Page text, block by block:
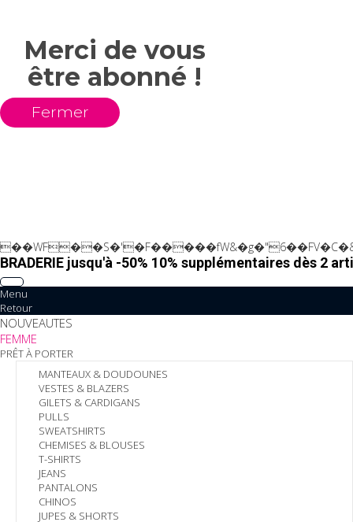
Merci de vous
être abonné !
Fermer
BRADERIE jusqu'à -50% 10% supplémentaires dès 2
Menu
Retour
NOUVEAUTES
FEMME
PRÊT À PORTER
MANTEAUX & DOUDOUNES
VESTES & BLAZERS
GILETS & CARDIGANS
PULLS
SWEATSHIRTS
CHEMISES & BLOUSES
T-SHIRTS
JEANS
PANTALONS
CHINOS
JUPES & SHORTS